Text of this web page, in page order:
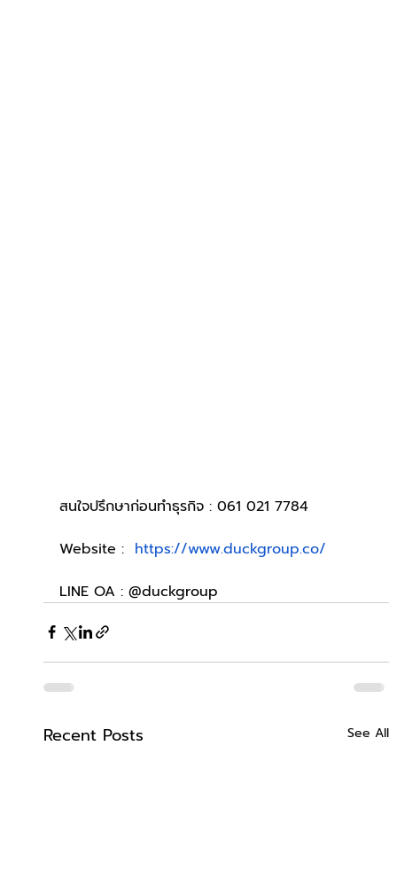
สนใจปรึกษาก่อนทำธุรกิจ : 061 021 7784
Website : https://www.duckgroup.co/
LINE OA : @duckgroup
Recent Posts See All